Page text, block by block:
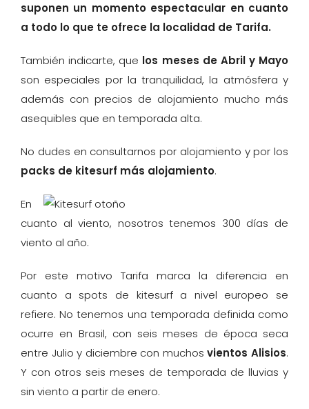
suponen un momento espectacular en cuanto
a todo lo que te ofrece la localidad de Tarifa.
También indicarte, que los meses de Abril y Mayo
son especiales por la tranquilidad, la atmósfera y
además con precios de alojamiento mucho más
asequibles que en temporada alta.
No dudes en consultarnos por alojamiento y por los
packs de kitesurf más alojamiento.
En
cuanto al viento, nosotros tenemos 300 días de
viento al año.
Por este motivo Tarifa marca la diferencia en
cuanto a spots de kitesurf a nivel europeo se
refiere. No tenemos una temporada definida como
ocurre en Brasil, con seis meses de época seca
entre Julio y diciembre con muchosvientos Alisios.
Y con otros seis meses de temporada de lluvias y
sin viento a partir de enero.